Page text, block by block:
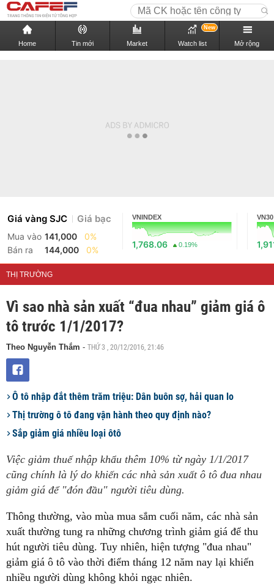
Home Tin mới Market Watch list
New
Mở rộng
Giá vàng SJC Giá bạc
Mua vào 141,000
0%
Bán ra
144,000 0%
VNINDEX
1,768.06 0.19%
VN30
THỊ TRƯỜNG
Vì sao nhà sản xuất “đua nhau” giảm giá ô
tô trước 1/1/2017?
Theo Nguyễn Thắm - THỨ 3 , 20/12/2016, 21:46
Ô tô nhập đắt thêm trăm triệu: Dân buôn sợ, hải quan lo
Thị trường ô tô đang vận hành theo quy định nào?
Sắp giảm giá nhiều loại ôtô
Việc giảm thuế nhập khẩu thêm 10% từ ngày 1/1/2017
cũng chính là lý do khiến các nhà sản xuất ô tô đua nhau
giảm giá để "đón đầu" người tiêu dùng.
Thông thường, vào mùa mua sắm cuối năm, các nhà sản
xuất thường tung ra những chương trình giảm giá để thu
hút người tiêu dùng. Tuy nhiên, hiện tượng "đua nhau"
giảm giá ô tô vào thời điểm tháng 12 năm nay lại khiến
nhiều người dùng không khỏi ngạc nhiên.